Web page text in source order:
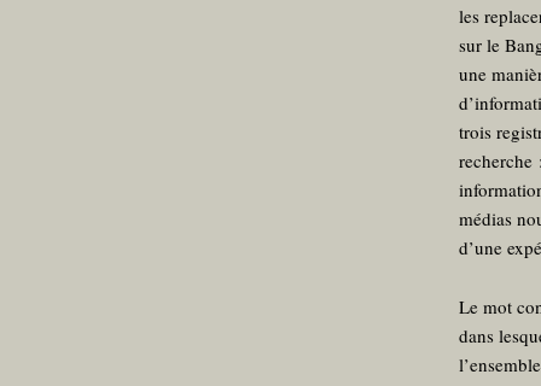
les
sur le
une
trois
recherche
médias
d’une
Le mot
dans